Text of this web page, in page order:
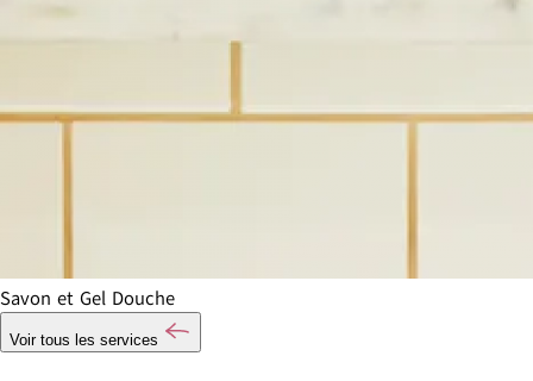
Savon et Gel Douche
Voir tous les services